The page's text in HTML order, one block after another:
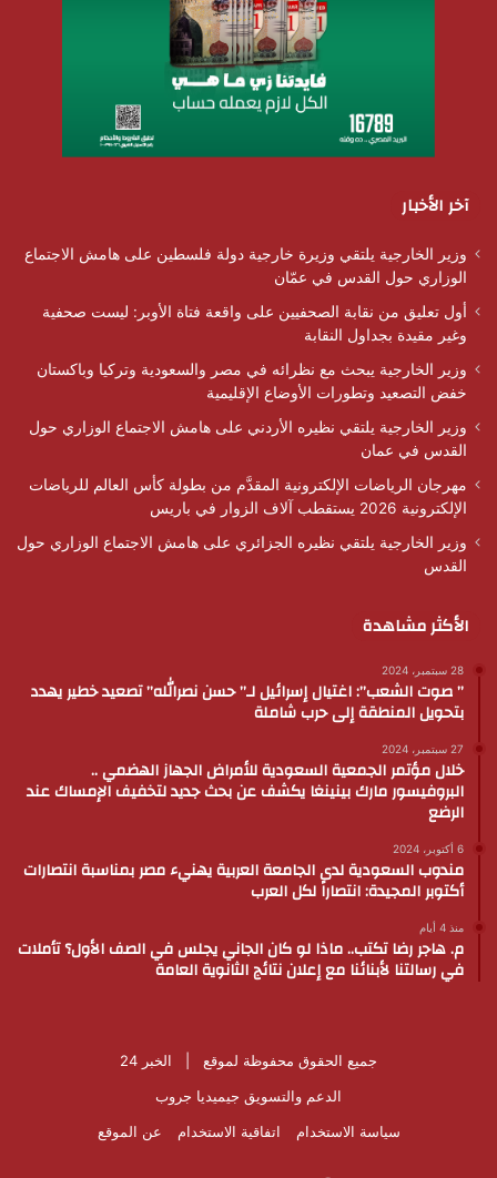
آخر الأخبار
وزير الخارجية يلتقي وزيرة خارجية دولة فلسطين على هامش الاجتماع
الوزاري حول القدس في عمّان
أول تعليق من نقابة الصحفيين على واقعة فتاة الأوبر: ليست صحفية
وغير مقيدة بجداول النقابة
وزير الخارجية يبحث مع نظرائه في مصر والسعودية وتركيا وباكستان
خفض التصعيد وتطورات الأوضاع الإقليمية
وزير الخارجية يلتقي نظيره الأردني على هامش الاجتماع الوزاري حول
القدس في عمان
مهرجان الرياضات الإلكترونية المقدَّم من بطولة كأس العالم للرياضات
الإلكترونية 2026 يستقطب آلاف الزوار في باريس
وزير الخارجية يلتقي نظيره الجزائري على هامش الاجتماع الوزاري حول
القدس
الأكثر مشاهدة
28 سبتمبر، 2024
” صوت الشعب”: اغتيال إسرائيل لـ” حسن نصرالله” تصعيد خطير يهدد
بتحويل المنطقة إلى حرب شاملة
27 سبتمبر، 2024
خلال مؤتمر الجمعية السعودية للأمراض الجهاز الهضمي ..
البروفيسور مارك بينينغا يكشف عن بحث جديد لتخفيف الإمساك عند
الرضع
6 أكتوبر، 2024
مندوب السعودية لدى الجامعة العربية يهنيء مصر بمناسبة انتصارات
أكتوبر المجيدة: انتصاراً لكل العرب
منذ 4 أيام
م. هاجر رضا تكتب.. ماذا لو كان الجاني يجلس في الصف الأول؟ تأملات
في رسالتنا لأبنائنا مع إعلان نتائج الثانوية العامة
جميع الحقوق محفوظة لموقع | الخبر 24
الدعم والتسويق جيميديا جروب
سياسة الاستخدام
اتفاقية الاستخدام عن الموقع